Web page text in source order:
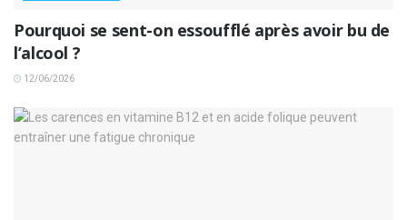
Pourquoi se sent-on essoufflé après avoir bu de
l’alcool ?
12/06/2026